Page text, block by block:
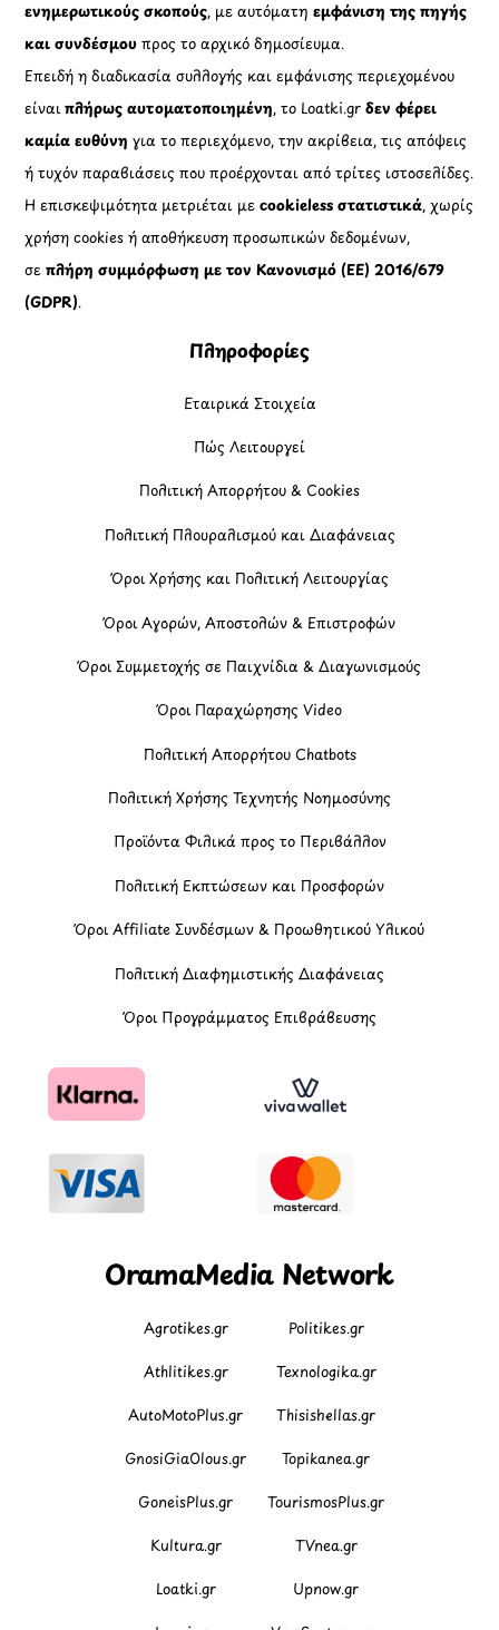
ενημερωτικούς σκοπούς, με αυτόματηεμφάνιση της πηγής
και συνδέσμου προς το αρχικό δημοσίευμα.
Επειδή η διαδικασία συλλογής και εμφάνισης περιεχομένου
είναιπλήρως αυτοματοποιημένη, το Loatki.grδεν φέρει
καμία ευθύνη για το περιεχόμενο, την ακρίβεια, τις απόψεις
ή τυχόν παραβιάσεις που προέρχονται από τρίτες ιστοσελίδες.
Η επισκεψιμότητα μετριέται μεcookieless στατιστικά, χωρίς
χρήση cookies ή αποθήκευση προσωπικών δεδομένων,
σεπλήρη συμμόρφωση με τον Κανονισμό (ΕΕ) 2016/679
(GDPR).
Πληροφορίες
Εταιρικά Στοιχεία
Πώς Λειτουργεί
Πολιτική Απορρήτου & Cookies
Πολιτική Πλουραλισμού και Διαφάνειας
Όροι Χρήσης και Πολιτική Λειτουργίας
Όροι Αγορών, Αποστολών & Επιστροφών
Όροι Συμμετοχής σε Παιχνίδια & Διαγωνισμούς
Όροι Παραχώρησης Video
Πολιτική Απορρήτου Chatbots
Πολιτική Χρήσης Τεχνητής Νοημοσύνης
Προϊόντα Φιλικά προς το Περιβάλλον
Πολιτική Εκπτώσεων και Προσφορών
Όροι Affiliate Συνδέσμων & Προωθητικού Υλικού
Πολιτική Διαφημιστικής Διαφάνειας
Όροι Προγράμματος Επιβράβευσης
OramaMedia Network
Agrotikes.gr Politikes.gr
Athlitikes.gr Texnologika.gr
AutoMotoPlus.gr Thisishellas.gr
GnosiGiaOlous.gr Topikanea.gr
GoneisPlus.gr TourismosPlus.gr
Kultura.gr TVnea.gr
Loatki.gr Upnow.gr